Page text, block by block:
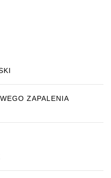
ZAPALENIA